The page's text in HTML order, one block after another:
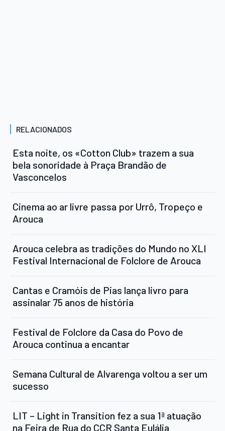
RELACIONADOS
Esta noite, os «Cotton Club» trazem a sua
bela sonoridade à Praça Brandão de
Vasconcelos
Cinema ao ar livre passa por Urrô, Tropeço e
Arouca
Arouca celebra as tradições do Mundo no XLI
Festival Internacional de Folclore de Arouca
Cantas e Cramóis de Pias lança livro para
assinalar 75 anos de história
Festival de Folclore da Casa do Povo de
Arouca continua a encantar
Semana Cultural de Alvarenga voltou a ser um
sucesso
LIT – Light in Transition fez a sua 1ª atuação
na Feira de Rua do CCR Santa Eulália